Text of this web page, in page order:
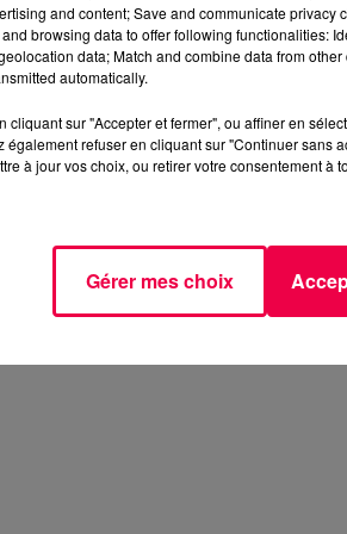
de Stéphane Viry et
sont devenues
se retrouvent presque
avaient été prises pour les
and content; Save and communicate
browsing data to offer following functionalities:
data; Match and combine data from
automatically.
cliquant sur "Accepter et fermer", ou affiner en
également refuser en cliquant sur "Continuer sans
à jour vos choix, ou retirer votre consentement à
Gérer mes choix